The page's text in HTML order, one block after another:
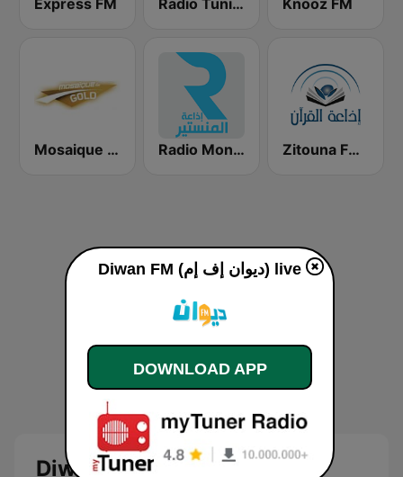
Express FM Radio Tunisienne (الإذاعة الوطنية) Knooz FM
Mosaique FM Gold - (موزاييك إف إم) Radio Monastir (إذاعة المنستير) Zitouna FM (إذاعة الزيتونة للقرآن الكريم)
Diwan FM (ديوان إف إم) live
DOWNLOAD APP